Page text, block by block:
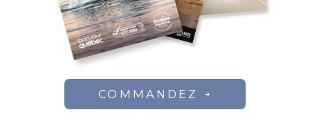
COMMANDEZ